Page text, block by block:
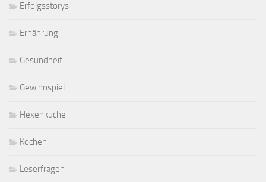
Erfolgsstorys
Ernährung
Gesundheit
Gewinnspiel
Hexenküche
Kochen
Leserfragen